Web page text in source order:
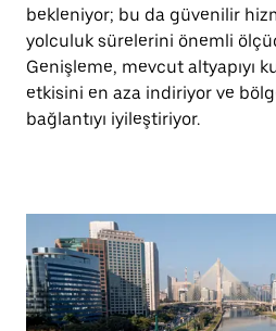
bekleniyor; bu da güvenilir
yolculuk sürelerini önemli
Genişleme, mevcut altyapıyı
etkisini en aza indiriyor ve
bağlantıyı iyileştiriyor.